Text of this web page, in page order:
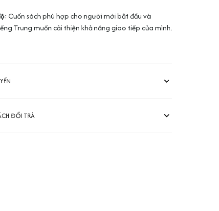
: Cuốn sách phù hợp cho người mới bắt đầu và
Trung muốn cải thiện khả năng giao tiếp của mình.
ĐỔI TRẢ